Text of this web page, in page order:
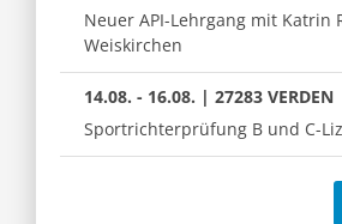
Neuer API-Lehrgang mit Katrin
Weiskirchen
14.08. - 16.08. | 27283 VERDEN
Sportrichterprüfung B und C-